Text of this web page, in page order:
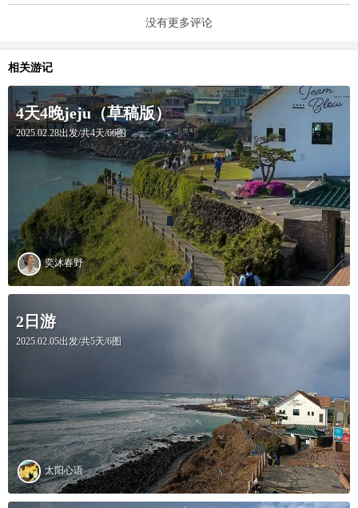
没有更多评论
相关游记
4天4晚jeju（草稿版）
2025.02.28出发/共4天/66图
奕沐春野
2日游
2025.02.05出发/共5天/6图
太阳心语